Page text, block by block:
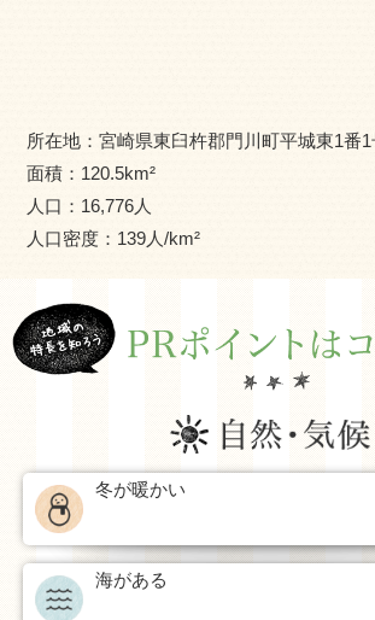
☎ 0982-63-1140（代表）
✉ ijyu@town.kadogawa.lg.jp
所在地：宮崎県東臼杵郡門川町平城東1番1
面積： 120.5km²
人口： 16,776人
人口密度： 139人/km²
冬が暖かい
海がある